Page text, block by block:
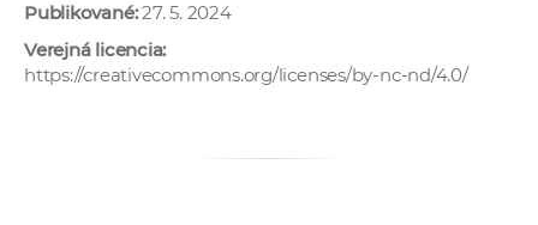
Publikované:27. 5. 2024
Verejná licencia:
https://creativecommons.org/licenses/by-nc-nd/4.0/